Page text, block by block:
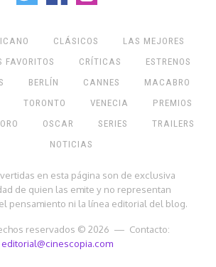
CLÁSICOS
LAS MEJORES
FAVORITOS
CRÍTICAS
ESTRENOS
BERLÍN CANNES
MACABRO
TORONTO VENECIA
PREMIOS
OSCAR SERIES
TRAILERS
NOTICIAS
en esta página son de exclusiva
de quien las emite y no representan
pensamiento ni la línea editorial del blog.
reservados © 2026 — Contacto:
editorial@cinescopia.com